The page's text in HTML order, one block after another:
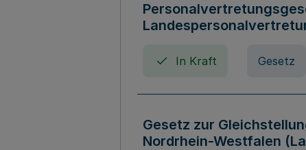
In Kraft Gesetz
Gesetz zur
Nordrhein-Westfalen